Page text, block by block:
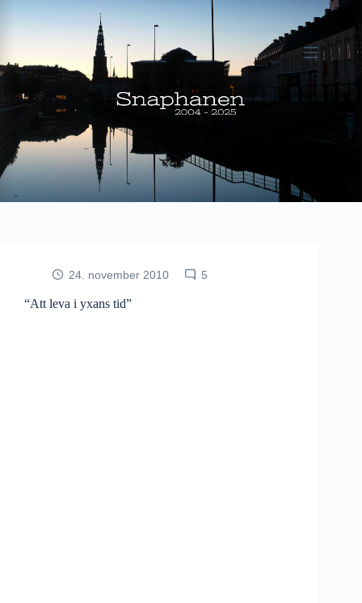
24. november 2010 5
“Att leva i yxans tid”